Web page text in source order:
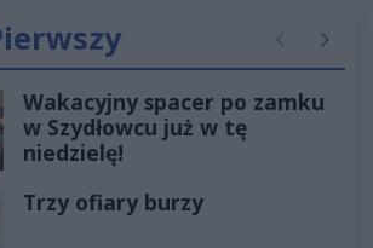
Poprzednie
Wakacyjny spacer po zamku
w Szydłowcu już w tę
niedzielę!
Trzy ofiary burzy